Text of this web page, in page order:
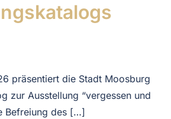
präsentiert die Stadt Moosburg
zur Ausstellung “vergessen und
Befreiung des […]